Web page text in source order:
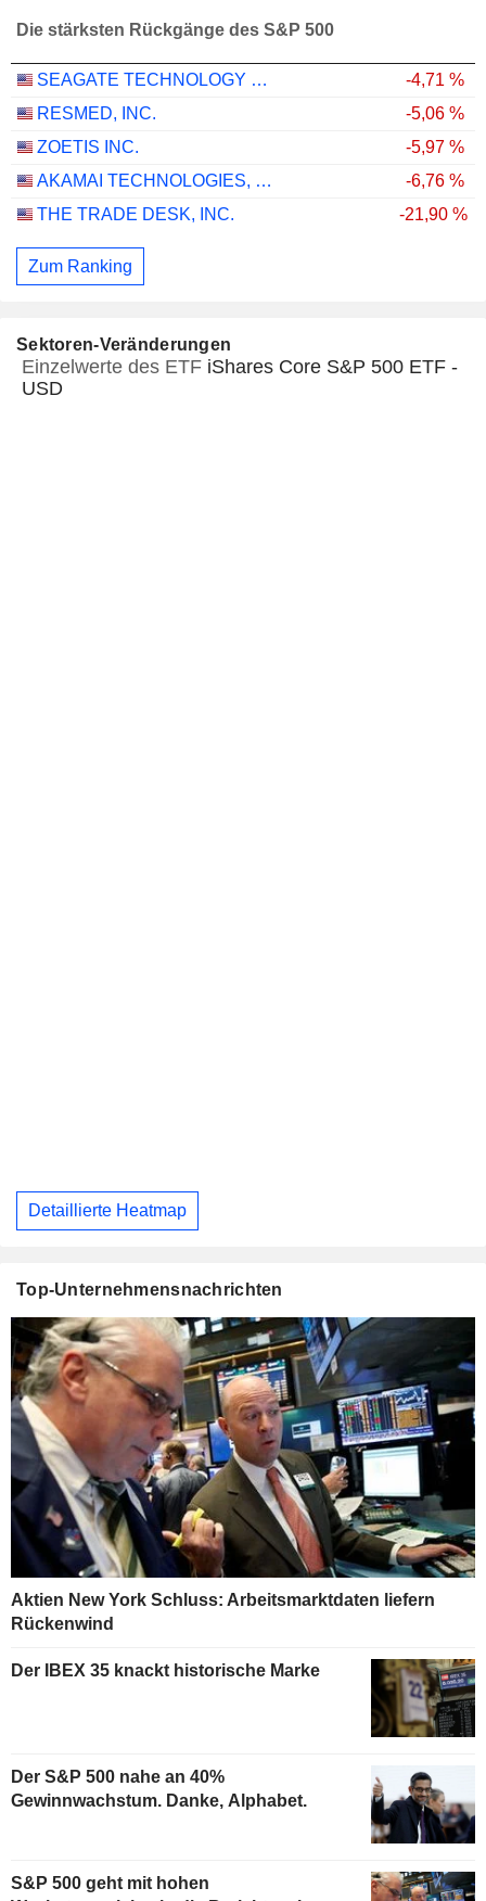
Die stärksten Rückgänge des S&P 500
SEAGATE TECHNOLOGY HOLDINGS PLC
-4,71 %
RESMED, INC.
-5,06 %
ZOETIS INC.
-5,97 %
AKAMAI TECHNOLOGIES, INC.
-6,76 %
THE TRADE DESK, INC.
-21,90 %
Zum Ranking
Sektoren-Veränderungen
Einzelwerte des ETF iShares Core S&P 500 ETF -
USD
Detaillierte Heatmap
Top-Unternehmensnachrichten
Aktien New York Schluss: Arbeitsmarktdaten liefern
Rückenwind
Der IBEX 35 knackt historische Marke
Der S&P 500 nahe an 40%
Gewinnwachstum. Danke, Alphabet.
S&P 500 geht mit hohen